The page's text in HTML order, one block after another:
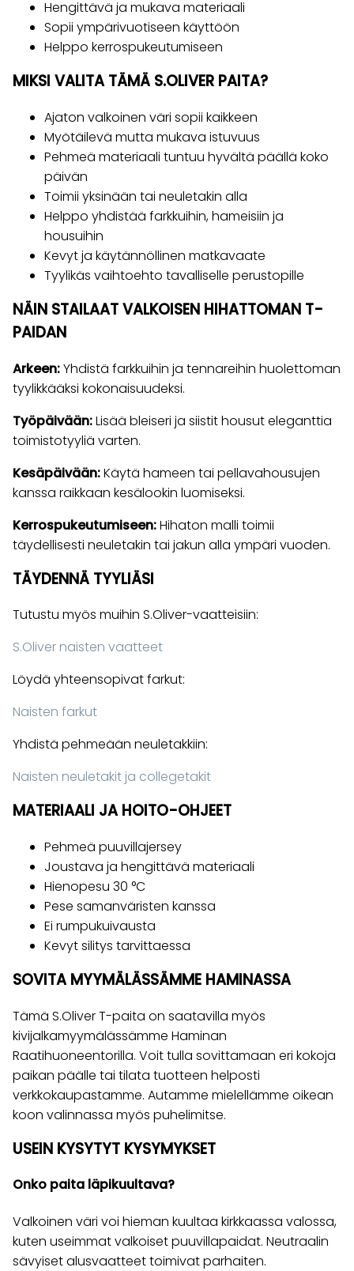
Hengittävä ja mukava materiaali
Sopii ympärivuotiseen käyttöön
Helppo kerrospukeutumiseen
MIKSI VALITA TÄMÄ S.OLIVER PAITA?
Ajaton valkoinen väri sopii kaikkeen
Myötäilevä mutta mukava istuvuus
Pehmeä materiaali tuntuu hyvältä päällä koko
päivän
Toimii yksinään tai neuletakin alla
Helppo yhdistää farkkuihin, hameisiin ja
housuihin
Kevyt ja käytännöllinen matkavaate
Tyylikäs vaihtoehto tavalliselle perustopille
NÄIN STAILAAT VALKOISEN HIHATTOMAN T-
PAIDAN
Arkeen:Yhdistä farkkuihin ja tennareihin huolettoman
tyylikkääksi kokonaisuudeksi.
Työpäivään:Lisää bleiseri ja siistit housut eleganttia
toimistotyyliä varten.
Kesäpäivään:Käytä hameen tai pellavahousujen
kanssa raikkaan kesälookin luomiseksi.
Kerrospukeutumiseen:Hihaton malli toimii
täydellisesti neuletakin tai jakun alla ympäri vuoden.
TÄYDENNÄ TYYLIÄSI
Tutustu myös muihin S.Oliver-vaatteisiin:
S.Oliver naisten vaatteet
Löydä yhteensopivat farkut:
Naisten farkut
Yhdistä pehmeään neuletakkiin:
Naisten neuletakit ja collegetakit
MATERIAALI JA HOITO-OHJEET
Pehmeä puuvillajersey
Joustava ja hengittävä materiaali
Hienopesu 30 °C
Pese samanväristen kanssa
Ei rumpukuivausta
Kevyt silitys tarvittaessa
SOVITA MYYMÄLÄSSÄMME HAMINASSA
Tämä S.Oliver T-paita on saatavilla myös
kivijalkamyymälässämme Haminan
Raatihuoneentorilla. Voit tulla sovittamaan eri kokoja
paikan päälle tai tilata tuotteen helposti
verkkokaupastamme. Autamme mielellämme oikean
koon valinnassa myös puhelimitse.
USEIN KYSYTYT KYSYMYKSET
Onko paita läpikuultava?
Valkoinen väri voi hieman kuultaa kirkkaassa valossa,
kuten useimmat valkoiset puuvillapaidat. Neutraalin
sävyiset alusvaatteet toimivat parhaiten.